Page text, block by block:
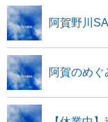
阿賀野川
阿賀のめぐ